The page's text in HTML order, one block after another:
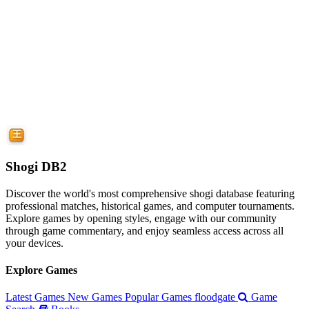
Shogi DB2
Discover the world's most comprehensive shogi database featuring
professional matches, historical games, and computer tournaments.
Explore games by opening styles, engage with our community
through game commentary, and enjoy seamless access across all
your devices.
Explore Games
Latest Games New Games Popular Games floodgate
Game